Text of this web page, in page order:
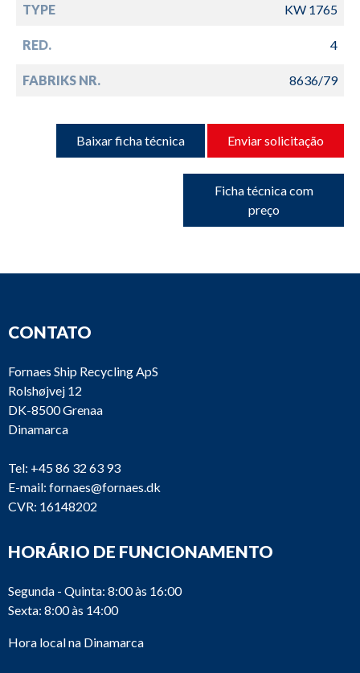
TYPE KW 1765
RED. 4
FABRIKS NR. 8636/79
Baixar ficha técnica Enviar solicitação
Ficha técnica com
preço
CONTATO
Fornaes Ship Recycling ApS
Rolshøjvej 12
DK-8500 Grenaa
Dinamarca
Tel: +45 86 32 63 93
E-mail: fornaes@fornaes.dk
CVR: 16148202
HORÁRIO DE FUNCIONAMENTO
Segunda - Quinta: 8:00 às 16:00
Sexta: 8:00 às 14:00
Hora local na Dinamarca